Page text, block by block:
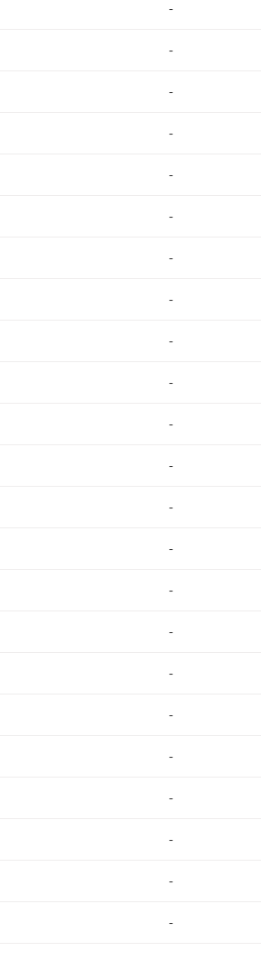
-
-
-
-
-
-
-
-
-
-
-
-
-
-
-
-
-
-
-
-
-
-
-